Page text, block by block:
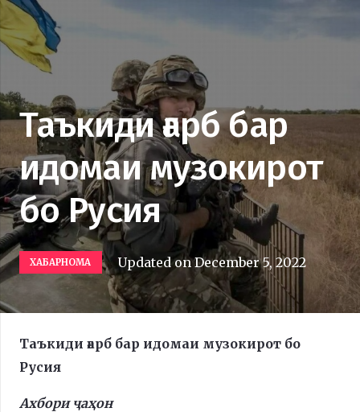
Таъкиди ғарб бар
идомаи музокирот
бо Русия
ХАБАРНОМА Updated onDecember 5, 2022
Таъкиди ғарб бар идомаи музокирот бо
Русия
Ахбори ҷаҳон